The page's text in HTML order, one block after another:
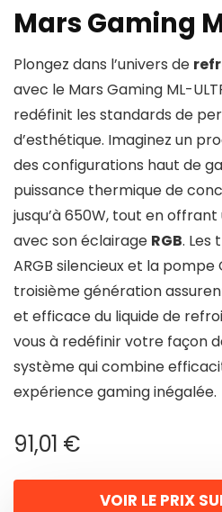
Mars Gaming
Plongez dans l’univers de
avec le Mars Gaming ML-
redéfinit les standards de
d’esthétique. Imaginez un
des configurations haut de
puissance thermique de
jusqu’à 650W, tout en
avec son éclairage RGB. Les
ARGB silencieux et la
troisième génération
et efficace du liquide de
vous à redéfinir votre façon
système qui combine
expérience gaming inégalée.
91,01 €
VOIR LE PRIX